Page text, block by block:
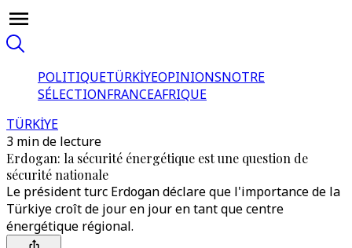
POLITIQUETÜRKİYEOPINIONSNOTRE
SÉLECTIONFRANCEAFRIQUE
TÜRKİYE
3 min de lecture
Erdogan: la sécurité énergétique est une question de
sécurité nationale
Le président turc Erdogan déclare que l'importance de la
Türkiye croît de jour en jour en tant que centre
énergétique régional.